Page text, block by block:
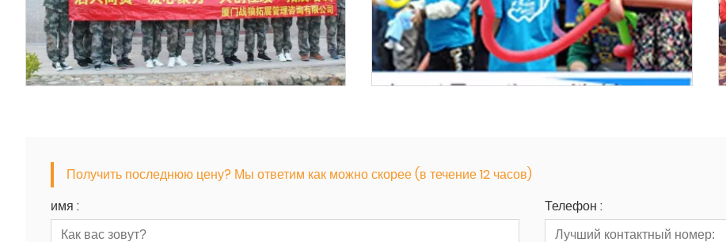
Получить последнюю цену? Мы ответим как можно скорее (в течение 12 часов)
имя :
Телефон :